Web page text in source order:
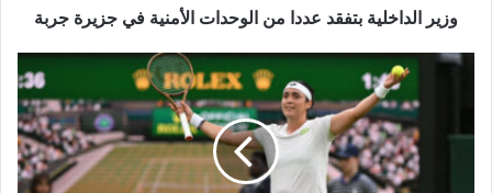
وزير الداخلية بتفقد عددا من الوحدات الأمنية في جزيرة جربة